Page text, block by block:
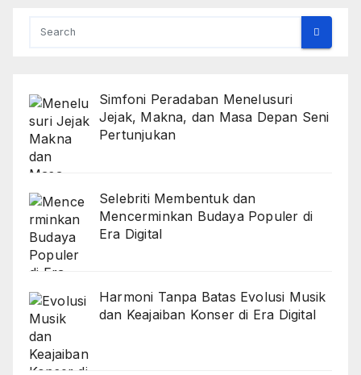
Simfoni Peradaban Menelusuri
Jejak, Makna, dan Masa Depan Seni
Pertunjukan
Selebriti Membentuk dan
Mencerminkan Budaya Populer di
Era Digital
Harmoni Tanpa Batas Evolusi Musik
dan Keajaiban Konser di Era Digital